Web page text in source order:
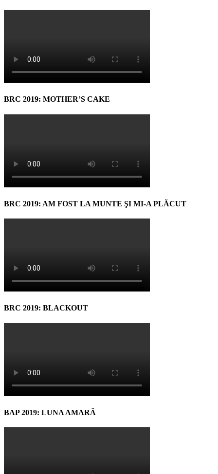
BRC 2019: MOTHER’S CAKE
BRC 2019: AM FOST LA MUNTE ŞI MI-A PLĂCUT
BRC 2019: BLACKOUT
BAP 2019: LUNA AMARĂ